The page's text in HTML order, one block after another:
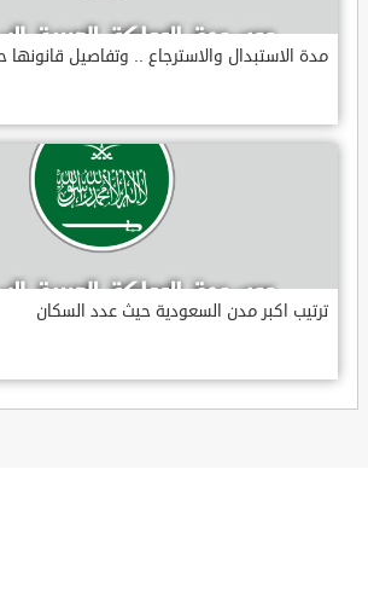
مدة الاستبدال والاسترجاع .. وتفاصيل قانونها
ترتيب اكبر مدن السعودية حيث عدد السكان